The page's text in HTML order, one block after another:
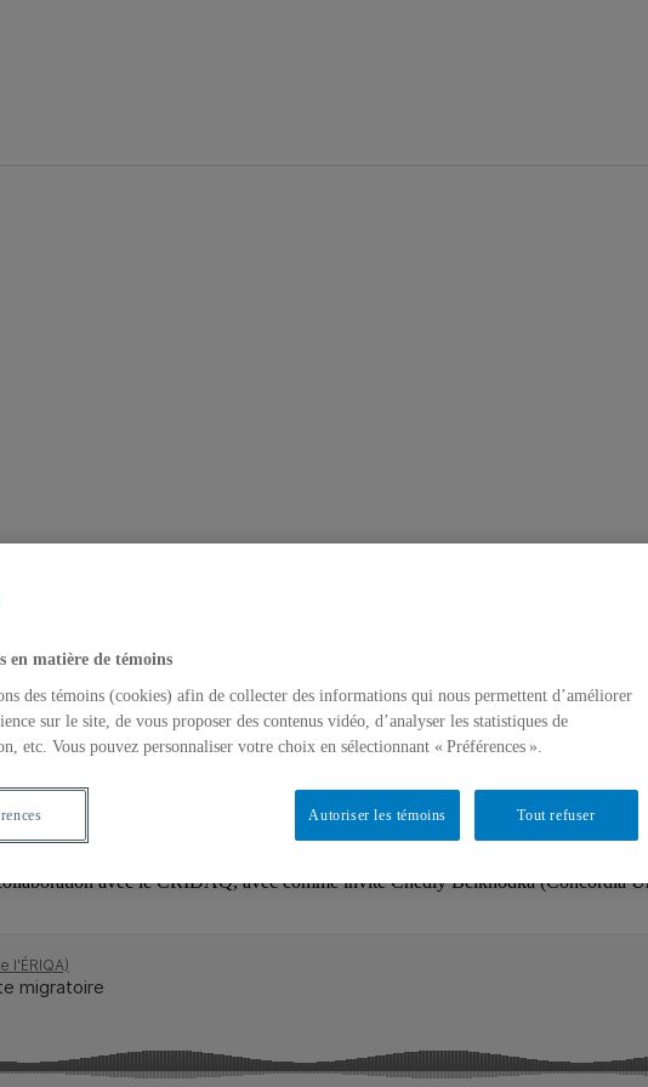
en collaboration avec le CRIDAQ
Belkhodka
avec le CRIDAQ, avec comme invité Chedly Belkhodka (Concordia
en matière de témoins
des témoins (cookies) afin de collecter des informations qui nous permettent d’améliorer
sur le site, de vous proposer des contenus vidéo, d’analyser les statistiques de
etc. Vous pouvez personnaliser votre choix en sélectionnant « Préférences ».
Tout refuser
Autoriser les témoins